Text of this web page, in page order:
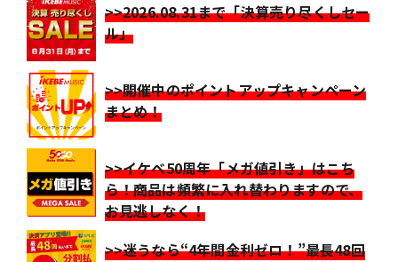
>>2026.08.31まで「決算売り尽くしセー
ル」
>>開催中のポイントアップキャンペーン
まとめ！
>>イケベ50周年「メガ値引き」はこち
ら！商品は頻繁に入れ替わりますので、
お見逃しなく！
>>迷うなら“4年間金利ゼロ！”最長48回